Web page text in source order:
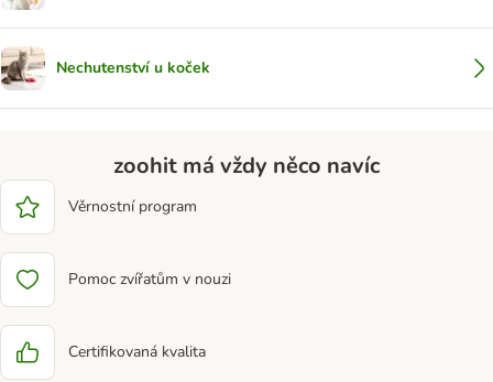
Nechutenství u koček
zoohit má vždy něco navíc
Věrnostní program
Pomoc zvířatům v nouzi
Certifikovaná kvalita